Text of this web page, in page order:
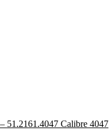
51.2161.4047 Calibre 4047